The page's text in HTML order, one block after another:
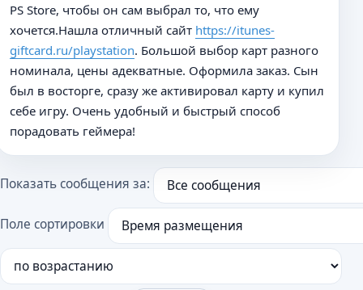
и
т
а
н
н
о
е
о
о
щ
и
е
PS Store, чтобы он сам выбрал то, что ему
хочется.Нашла отличный сайт https://itunes-
giftcard.ru/playstation. Большой выбор карт разного
номинала, цены адекватные. Оформила заказ. Сын
был в восторге, сразу же активировал карту и купил
себе игру. Очень удобный и быстрый способ
порадовать геймера!
Показать сообщения за:
Поле сортировки